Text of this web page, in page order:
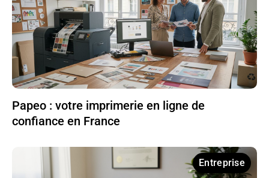
Papeo : votre imprimerie en ligne de
confiance en France
Entreprise